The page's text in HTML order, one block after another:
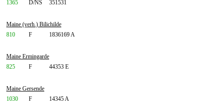
1365
D/NS 351531
Maine (verh.) Bilichilde
810
F 1836169 A
Maine Ermingarde
825
F 44353 E
Maine Gersende
1030
F 14345 A